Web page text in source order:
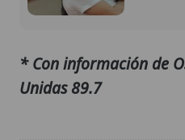
* Con información de
Unidas 89.7